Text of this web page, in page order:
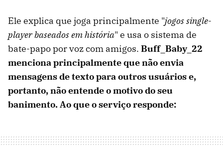
Ele explica que joga principalmente "jogos single-
player baseados em história" e usa o sistema de
bate-papo por voz com amigos. Buff_Baby_22
menciona principalmente que não envia
mensagens de texto para outros usuários e,
portanto, não entende o motivo do seu
banimento. Ao que o serviço responde: